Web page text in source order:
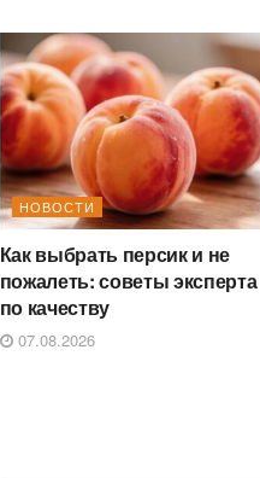
НОВОСТИ
Как выбрать персик и не
пожалеть: советы эксперта
по качеству
07.08.2026